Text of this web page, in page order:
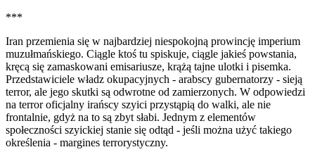
***
Iran przemienia się w najbardziej niespokojną prowincję imperium
muzułmańskiego. Ciągle ktoś tu spiskuje, ciągle jakieś powstania,
kręcą się zamaskowani emisariusze, krążą tajne ulotki i pisemka.
Przedstawiciele władz okupacyjnych - arabscy gubernatorzy - sieją
terror, ale jego skutki są odwrotne od zamierzonych. W odpowiedzi
na terror oficjalny irańscy szyici przystąpią do walki, ale nie
frontalnie, gdyż na to są zbyt słabi. Jednym z elementów
społeczności szyickiej stanie się odtąd - jeśli można użyć takiego
określenia - margines terrorystyczny.